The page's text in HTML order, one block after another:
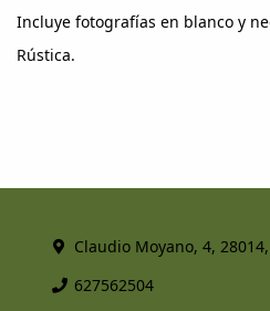
Incluye fotografías en blanco y
Rústica.
Claudio Moyano, 4,
627562504